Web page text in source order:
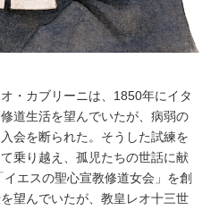
・カブリーニは、1850年にイタ
道生活を望んでいたが、病弱の
会を断られた。そうした試練を
乗り越え、孤児たちの世話に献
エスの聖心宣教修道女会」を創
望んでいたが、教皇レオ十三世